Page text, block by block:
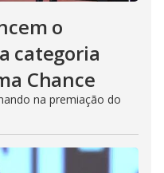
o
categoria
Chance
na premiação do